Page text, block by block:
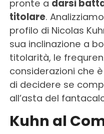
pronte a darsi
titolare.
profilo di Nicolas
sua inclinazione a
titolarità, le
considerazioni che
di decidere se
all’asta del
Kuhn al